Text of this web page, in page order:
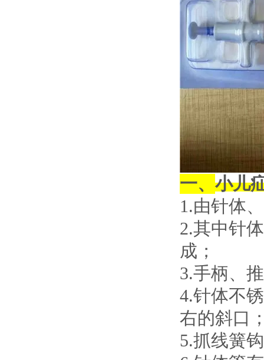
一、 小儿
1.由针体
2.其中针
成；
3.手柄、
4.针体不
右的斜口
5.抓线簧